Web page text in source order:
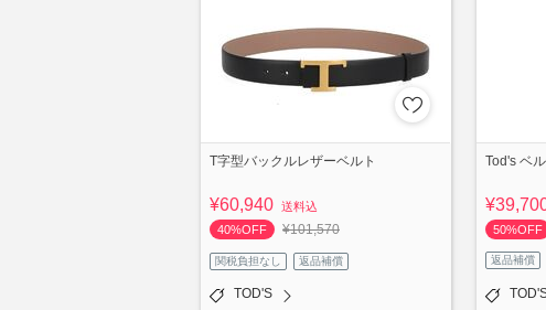
T字型バックルレザーベルト
¥60,940 送料込
40%OFF
¥101,570
関税負担なし 返品補償
TOD'S
Tod's ベル
50%OFF
返品補償